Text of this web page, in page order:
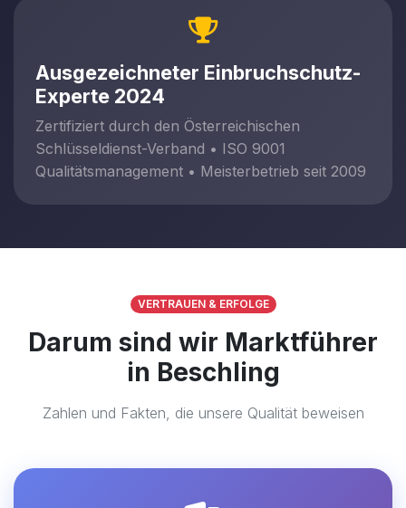
Ausgezeichneter Einbruchschutz-
Experte 2024
Zertifiziert durch den Österreichischen
Schlüsseldienst-Verband • ISO 9001
Qualitätsmanagement • Meisterbetrieb seit 2009
VERTRAUEN & ERFOLGE
Darum sind wir Marktführer
in Beschling
Zahlen und Fakten, die unsere Qualität beweisen